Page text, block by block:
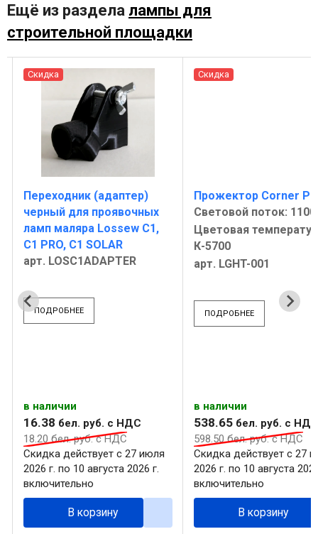
Ещё из раздела лампы для
строительной площадки
Скидка
Переходник (адаптер)
черный для проявочных
ламп маляра Lossew C1,
C1 PRO, C1 SOLAR
арт. LOSC1ADAPTER
ПОДРОБНЕЕ
в наличии
16.38 бел. руб. с НДС
18.20бел. руб. с НДС
Скидка действует с 27 июля
2026 г. по 10 августа 2026 г.
включительно
В корзину
Скидка
Прожектор Corner
Световой поток:
Цветовая
К-5700
арт. LGHT-001
ПОДРОБНЕЕ
в наличии
538.65 бел. руб. с НДС
598.50бел. руб. с НДС
Скидка действует с 27
2026 г. по 10 августа
включительно
В корзину